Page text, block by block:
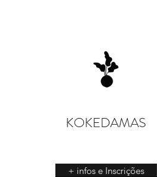
KOKEDAMAS
+ infos e Inscrições